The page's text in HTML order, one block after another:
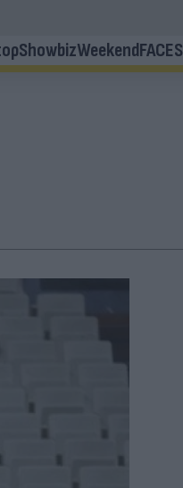
ShowbizWeekendFACES